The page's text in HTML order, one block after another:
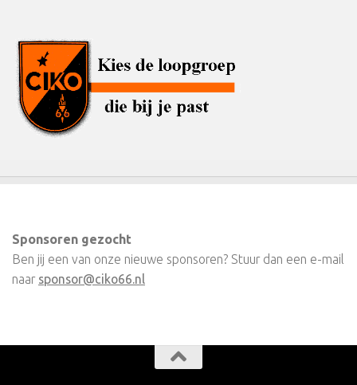
Sponsoren gezocht
Ben jij een van onze nieuwe sponsoren? Stuur dan een e-mail
naar sponsor@ciko66.nl